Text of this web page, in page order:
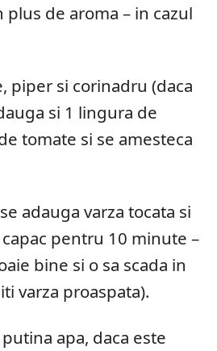
de aroma – in cazul
piper si corinadru (daca
si 1 lingura de
tomate si se amesteca
adauga varza tocata si
pentru 10 minute –
bine si o sa scada in
varza proaspata).
apa, daca este